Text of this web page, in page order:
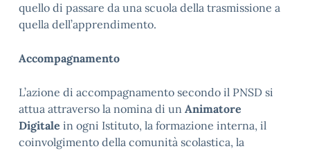
quello di passare da una scuola della trasmissione a
quella dell’apprendimento.
Accompagnamento
L’azione di accompagnamento secondo il PNSD si
attua attraverso la nomina di un Animatore
Digitale in ogni Istituto, la formazione interna, il
coinvolgimento della comunità scolastica, la